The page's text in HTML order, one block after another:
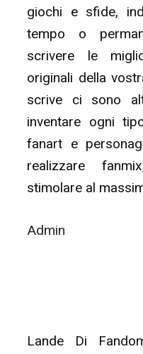
giochi e sfide,
tempo o
scrivere le
originali della
scrive ci sono
inventare ogni
fanart e
realizzare
stimolare al
Admin
Lande Di